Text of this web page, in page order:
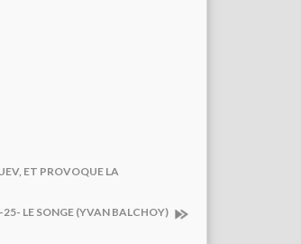
ET PROVOQUE LA
LE SONGE (YVAN BALCHOY)